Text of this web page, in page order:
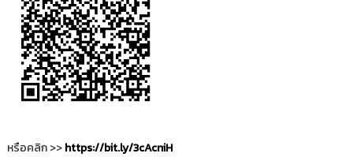
ค
ลั
ง
ข้
อ
มู
ง
หรือคลิก >>https://bit.ly/3cAcniH